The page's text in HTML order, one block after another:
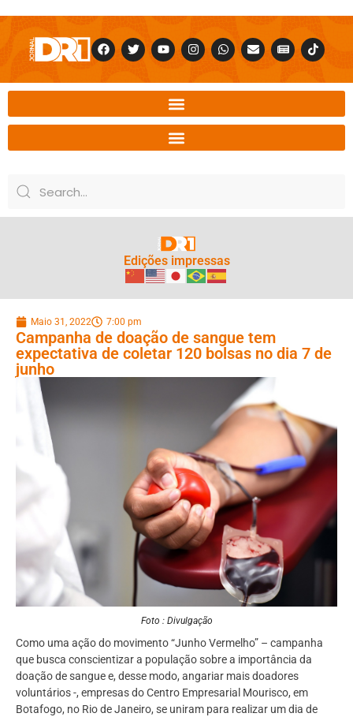
Edições impressas
Maio 31, 2022 7:00 pm
Campanha de doação de sangue tem
expectativa de coletar 120 bolsas no dia 7 de
junho
Foto : Divulgação
Como uma ação do movimento “Junho Vermelho” – campanha
que busca conscientizar a população sobre a importância da
doação de sangue e, desse modo, angariar mais doadores
voluntários -, empresas do Centro Empresarial Mourisco, em
Botafogo, no Rio de Janeiro, se uniram para realizar um dia de